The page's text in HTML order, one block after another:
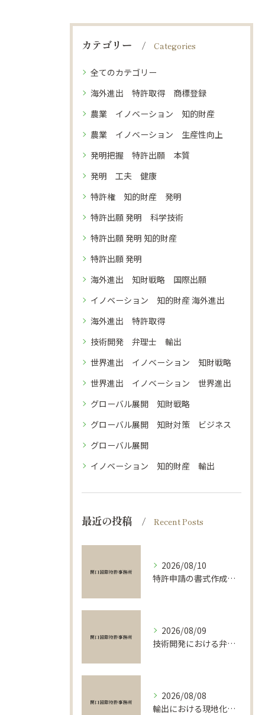
カテゴリー Categories
全てのカテゴリー
海外進出 特許取得 商標登録
農業 イノベーション 知的財産
農業 イノベーション 生産性向上
発明把握 特許出願 本質
発明 工夫 健康
特許権 知的財産 発明
特許出願 発明 科学技術
特許出願 発明 知的財産
特許出願 発明
海外進出 知財戦略 国際出願
イノベーション 知的財産 海外進出
海外進出 特許取得
技術開発 弁理士 輸出
世界進出 イノベーション 知財戦略
世界進出 イノベーション 世界進出
グローバル展開 知財戦略
グローバル展開 知財対策 ビジネス
グローバル展開
イノベーション 知的財産 輸出
最近の投稿 Recent Posts
2026/08/10
特許申請の書式作成補助で出願をスムーズに進める実践ガイド
2026/08/09
技術開発における弁理士活用で輸出を成功に導く実践ガイド
2026/08/08
輸出における現地化の実践方法と技術開発を成功に導く弁理士活用のポイント